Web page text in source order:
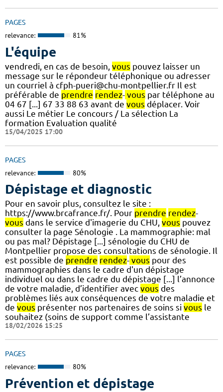
PAGES
relevance: 81%
L'équipe
vendredi, en cas de besoin, vous pouvez laisser un
message sur le répondeur téléphonique ou adresser
un courriel à cfph-pueri@chu-montpellier.fr Il est
préférable de prendre rendez- vous par téléphone au
04 67 [...] 67 33 88 63 avant de vous déplacer. Voir
aussi Le métier Le concours / La sélection La
formation Evaluation qualité
15/04/2025 17:00
PAGES
relevance: 80%
Dépistage et diagnostic
Pour en savoir plus, consultez le site :
https://www.brcafrance.fr/. Pour prendre rendez-
vous dans le service d'imagerie du CHU, vous pouvez
consulter la page Sénologie . La mammographie: mal
ou pas mal? Dépistage [...] sénologie du CHU de
Montpellier propose des consultations de sénologie. Il
est possible de prendre rendez- vous pour des
mammographies dans le cadre d'un dépistage
individuel ou dans le cadre du dépistage [...] l’annonce
de votre maladie, d’identifier avec vous des
problèmes liés aux conséquences de votre maladie et
de vous présenter nos partenaires de soins si vous le
souhaitez (soins de support comme l’assistante
18/02/2026 15:25
PAGES
relevance: 80%
Prévention et dépistage